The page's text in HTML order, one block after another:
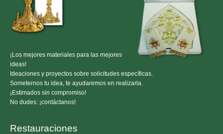
¡Los mejores materiales para las mejores
ideas!
Ideaciones y proyectos sobre solicitudes específicas.
Someternos tu idea, te ayudaremos en realizarla.
¡Estimados sin compromiso!
No dudes: ¡contáctanos!
Restauraciones